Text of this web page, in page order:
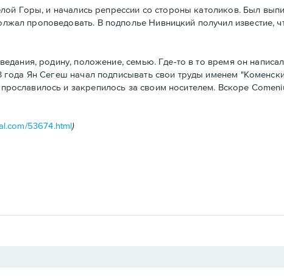
Горы, и начались репрессии со стороны католиков. Был
проповедовать. В подполье Нивницкий получил известие,
родину, положение, семью. Где-то в то время он
Ян Сегеш начал подписывать свои труды именем
и закрепилось за своим носителем. Вскоре
53674.html)